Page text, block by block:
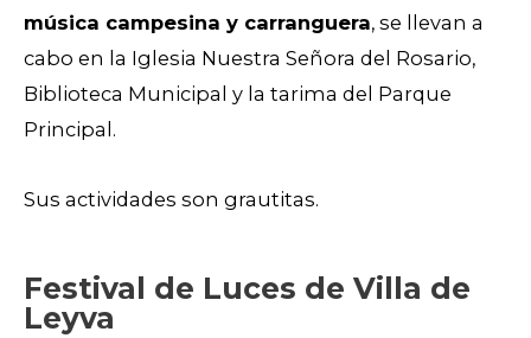
música campesina y carranguera, se llevan a
cabo en la Iglesia Nuestra Señora del Rosario,
Biblioteca Municipal y la tarima del Parque
Principal.
Sus actividades son grautitas.
Festival de Luces de Villa de
Leyva